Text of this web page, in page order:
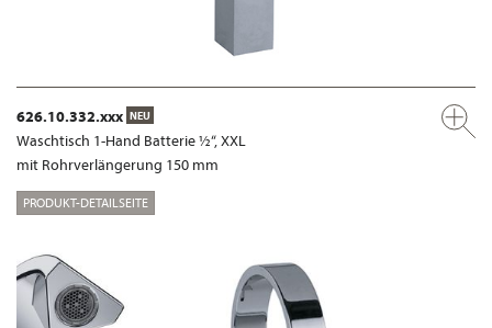
626.10.332.xxx NEU
Waschtisch 1-Hand Batterie ½“, XXL
mit Rohrverlängerung 150 mm
PRODUKT-DETAILSEITE